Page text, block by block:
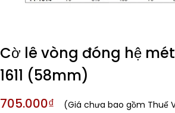
Cờ lê vòng đóng hệ mét
1611 (58mm)
705.000₫ (Giá chưa bao gồm Thuế